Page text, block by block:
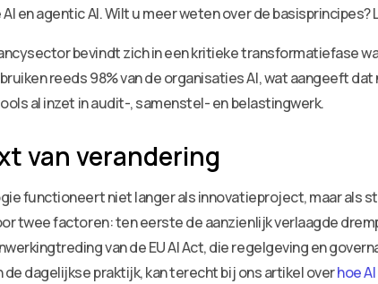
en agentic AI. Wilt u meer weten over de
bevindt zich in een kritieke transformatiefase
reeds 98% van de organisaties AI, wat aangeeft
al inzet in audit-, samenstel- en belastingwerk.
van verandering
functioneert niet langer als innovatieproject, maar als
twee factoren: ten eerste de aanzienlijk verlaagde
van de EU AI Act, die regelgeving en
de dagelijkse praktijk, kan terecht bij ons artikel overhoe